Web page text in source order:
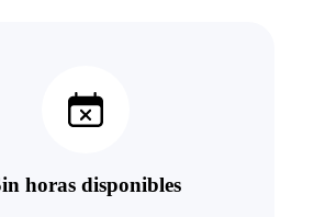
horas disponibles